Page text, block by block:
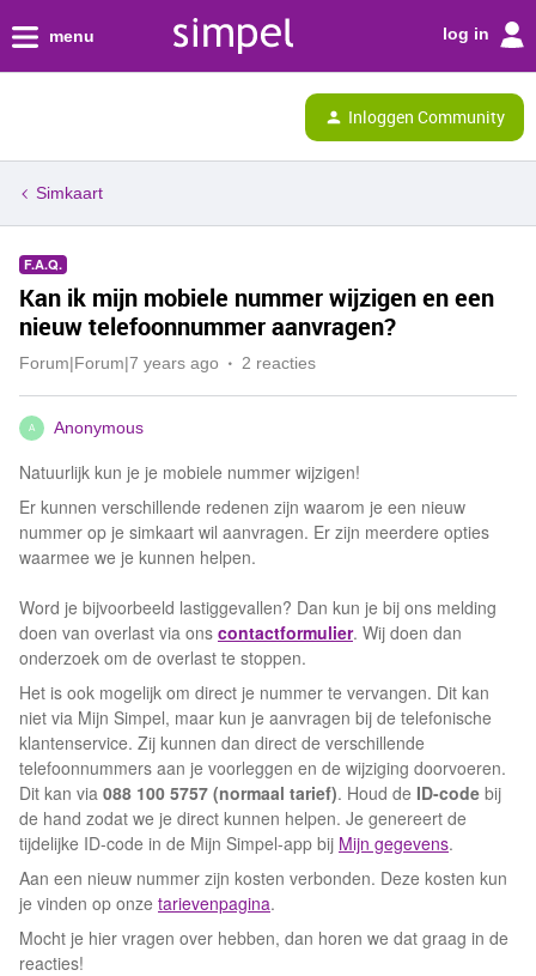
menu log in
Inloggen Community
Simkaart
F.A.Q.
Kan ik mijn mobiele nummer wijzigen en een
nieuw telefoonnummer aanvragen?
Forum|Forum|7 years ago 2 reacties
A Anonymous
Natuurlijk kun je je mobiele nummer wijzigen!
Er kunnen verschillende redenen zijn waarom je een nieuw
nummer op je simkaart wil aanvragen. Er zijn meerdere opties
waarmee we je kunnen helpen.
Word je bijvoorbeeld lastiggevallen? Dan kun je bij ons melding
doen van overlast via ons contactformulier. Wij doen dan
onderzoek om de overlast te stoppen.
Het is ook mogelijk om direct je nummer te vervangen. Dit kan
niet via Mijn Simpel, maar kun je aanvragen bij de telefonische
klantenservice. Zij kunnen dan direct de verschillende
telefoonnummers aan je voorleggen en de wijziging doorvoeren.
Dit kan via 088 100 5757 (normaal tarief). Houd de ID-code bij
de hand zodat we je direct kunnen helpen. Je genereert de
tijdelijke ID-code in de Mijn Simpel-app bij Mijn gegevens.
Aan een nieuw nummer zijn kosten verbonden. Deze kosten kun
je vinden op onze tarievenpagina.
Mocht je hier vragen over hebben, dan horen we dat graag in de
reacties!